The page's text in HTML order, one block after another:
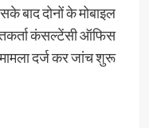
बाद दोनों के मोबाइल
कंसल्टेंसी ऑफिस
दर्ज कर जांच शुरू